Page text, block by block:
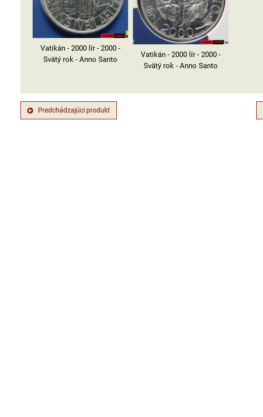
Vatikán - 2000 lír - 2000 -
Svätý rok - Anno Santo
Vatikán - 2000 lír - 2000 -
Svätý rok - Anno Santo
Predchádzajúci produkt